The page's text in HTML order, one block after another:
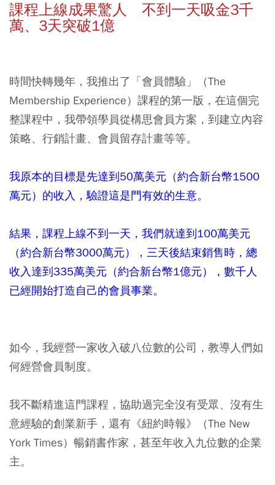
課程上線成果驚人 不到一天吸金3千
萬、3天突破1億
時間快轉幾年，我推出了「會員體驗」（The
Membership Experience）課程的第一版，在這個完
整課程中，我帶領學員從構思會員方案，到建立內容
策略、行銷計畫、會員留存計畫等等。
我原本的目標是先達到50萬美元（約合新台幣1500
萬元）的收入，驗證這是門有效的生意。
結果，課程上線不到一天，我們就達到100萬美元
（約合新台幣3000萬元），三天後結束銷售時，總
收入達到335萬美元（約合新台幣1億元），數千人
已經開始打造自己的會員事業。
如今，我經營一家收入破八位數的公司，教導人們如
何經營會員制度。
我不斷精進這門課程，協助過完全沒有受眾、沒有生
意經驗的創業新手，還有《紐約時報》（The New
York Times）暢銷書作家，甚至年收入九位數的企業
主。